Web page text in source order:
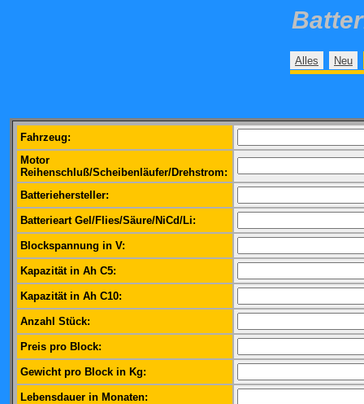
Alles Neu
Fahrzeug:
Motor
Reihenschluß/Scheibenläufer/Drehstrom:
Batteriehersteller:
Batterieart Gel/Flies/Säure/NiCd/Li:
Blockspannung in V:
Kapazität in Ah C5:
Kapazität in Ah C10:
Anzahl Stück:
Preis pro Block:
Gewicht pro Block in Kg:
Lebensdauer in Monaten: